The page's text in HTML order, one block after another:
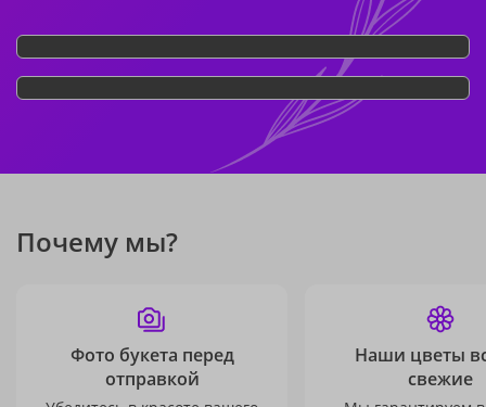
Почему мы?
Фото букета перед
отправкой
Наши цветы
свежие